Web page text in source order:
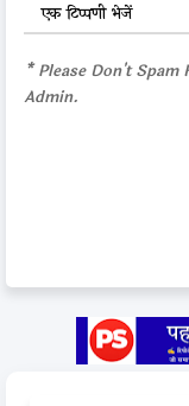
एक टिप्पणी भेजें
* Please Don't Spam
Admin.